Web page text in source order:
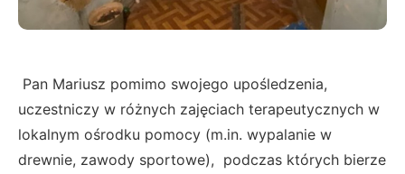
Pan Mariusz pomimo swojego upośledzenia,
uczestniczy w różnych zajęciach terapeutycznych w
lokalnym ośrodku pomocy (m.in. wypalanie w
drewnie, zawody sportowe), podczas których bierze